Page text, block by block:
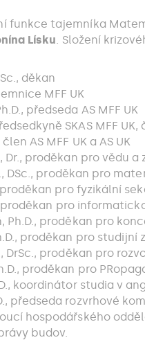
funkce tajemníka
Lísku. Složení
děkan
MFF UK
předseda AS MFF UK
SKAS MFF UK,
AS MFF UK a AS UK
Dr., proděkan pro vědu
DSc., proděkan pro
pro fyzikální
proděkan pro
Ph.D., proděkan pro
proděkan pro studijní
DrSc., proděkan pro
proděkan pro
koordinátor studia v
předseda rozvrhové
hospodářského
budov.